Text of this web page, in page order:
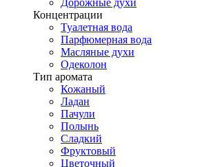
Дорожные духи
Концентрации
Туалетная вода
Парфюмерная вода
Масляные духи
Одеколон
Тип аромата
Кожаный
Ладан
Пачули
Полынь
Сладкий
Фруктовый
Цветочный